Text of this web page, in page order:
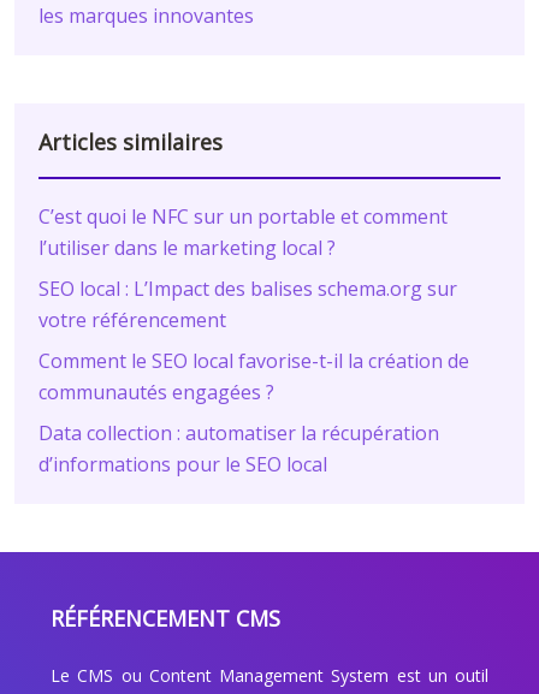
les marques innovantes
Articles similaires
C’est quoi le NFC sur un portable et comment
l’utiliser dans le marketing local ?
SEO local : L’Impact des balises schema.org sur
votre référencement
Comment le SEO local favorise-t-il la création de
communautés engagées ?
Data collection : automatiser la récupération
d’informations pour le SEO local
RÉFÉRENCEMENT CMS
Le CMS ou Content Management System est un outil